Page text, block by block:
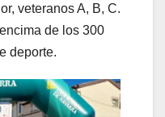
veteranos A, B, C.
de los 300
deporte.